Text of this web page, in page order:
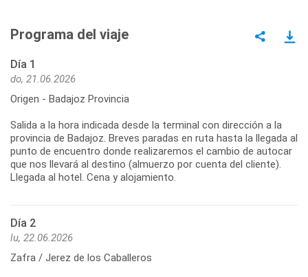
Programa del viaje
Día 1
do, 21.06.2026
Origen - Badajoz Provincia
Salida a la hora indicada desde la terminal con dirección a la
provincia de Badajoz. Breves paradas en ruta hasta la llegada al
punto de encuentro donde realizaremos el cambio de autocar
que nos llevará al destino (almuerzo por cuenta del cliente).
Llegada al hotel. Cena y alojamiento.
Día 2
lu, 22.06.2026
Zafra / Jerez de los Caballeros